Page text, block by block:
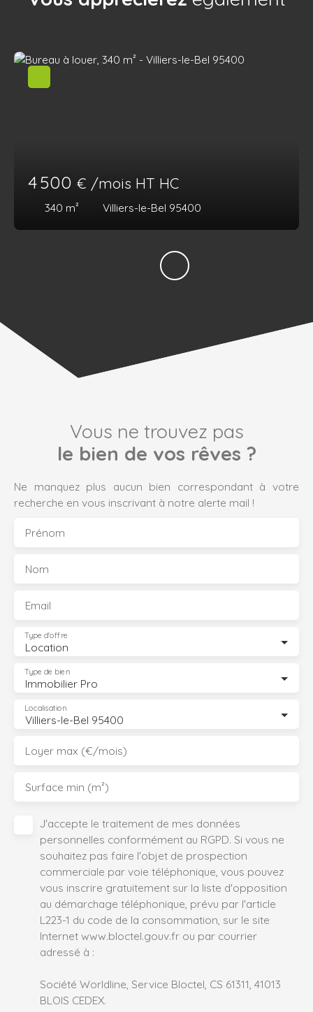
4 500 € /mois HT HC
340 m² Villiers-le-Bel 95400
Vous ne trouvez pas
le bien de vos rêves ?
Ne manquez plus aucun bien correspondant à votre
recherche en vous inscrivant à notre alerte mail !
Prénom
Nom
Email
Location
Type d'offre
Immobilier Pro
Type de bien
Villiers-le-Bel 95400
Localisation
Loyer max (€/mois)
Surface min (m²)
J'accepte le traitement de mes données
personnelles conformément au RGPD. Si vous ne
souhaitez pas faire l'objet de prospection
commerciale par voie téléphonique, vous pouvez
vous inscrire gratuitement sur la liste d'opposition
au démarchage téléphonique, prévu par l'article
L223-1 du code de la consommation, sur le site
Internet www.bloctel.gouv.fr ou par courrier
adressé à :
Société Worldline, Service Bloctel, CS 61311, 41013
BLOIS CEDEX.